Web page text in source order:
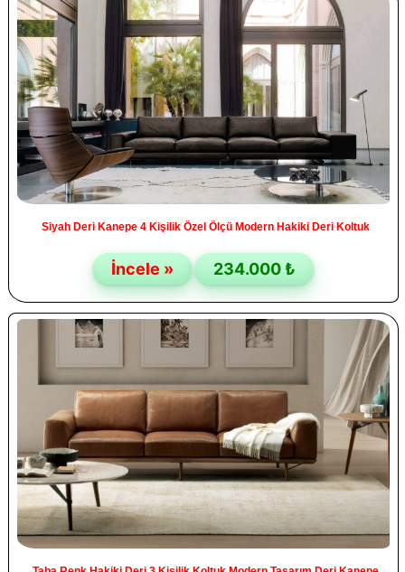
Siyah Deri Kanepe 4 Kişilik Özel Ölçü Modern Hakiki Deri Koltuk
İncele » 234.000 ₺